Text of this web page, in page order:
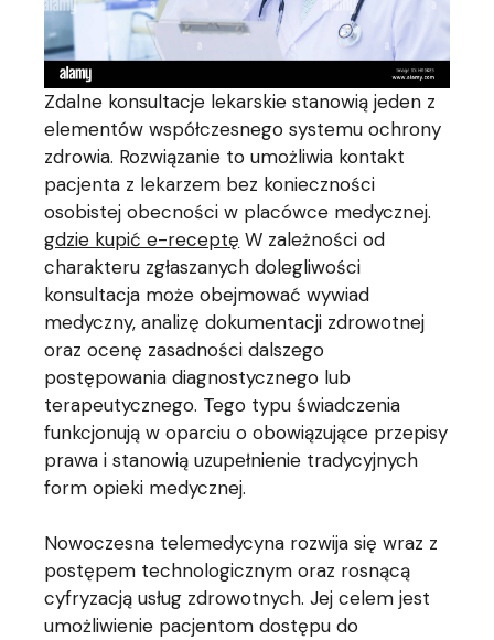
Zdalne konsultacje lekarskie stanowią jeden z
elementów współczesnego systemu ochrony
zdrowia. Rozwiązanie to umożliwia kontakt
pacjenta z lekarzem bez konieczności
osobistej obecności w placówce medycznej.
gdzie kupić e-receptę W zależności od
charakteru zgłaszanych dolegliwości
konsultacja może obejmować wywiad
medyczny, analizę dokumentacji zdrowotnej
oraz ocenę zasadności dalszego
postępowania diagnostycznego lub
terapeutycznego. Tego typu świadczenia
funkcjonują w oparciu o obowiązujące przepisy
prawa i stanowią uzupełnienie tradycyjnych
form opieki medycznej.
Nowoczesna telemedycyna rozwija się wraz z
postępem technologicznym oraz rosnącą
cyfryzacją usług zdrowotnych. Jej celem jest
umożliwienie pacjentom dostępu do